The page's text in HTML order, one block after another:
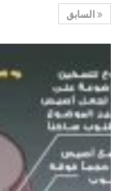
السابق